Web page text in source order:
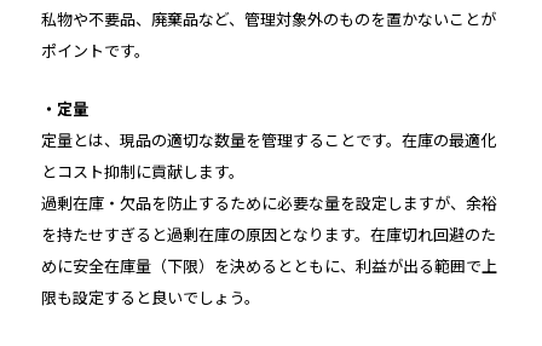
私物や不要品、廃棄品など、管理対象外のものを置かないことが
ポイントです。
・定量
定量とは、現品の適切な数量を管理することです。在庫の最適化
とコスト抑制に貢献します。
過剰在庫・欠品を防止するために必要な量を設定しますが、余裕
を持たせすぎると過剰在庫の原因となります。在庫切れ回避のた
めに安全在庫量（下限）を決めるとともに、利益が出る範囲で上
限も設定すると良いでしょう。